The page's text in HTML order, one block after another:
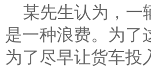
某先生认为，一
是一种浪费。为了
为了尽早让货车投